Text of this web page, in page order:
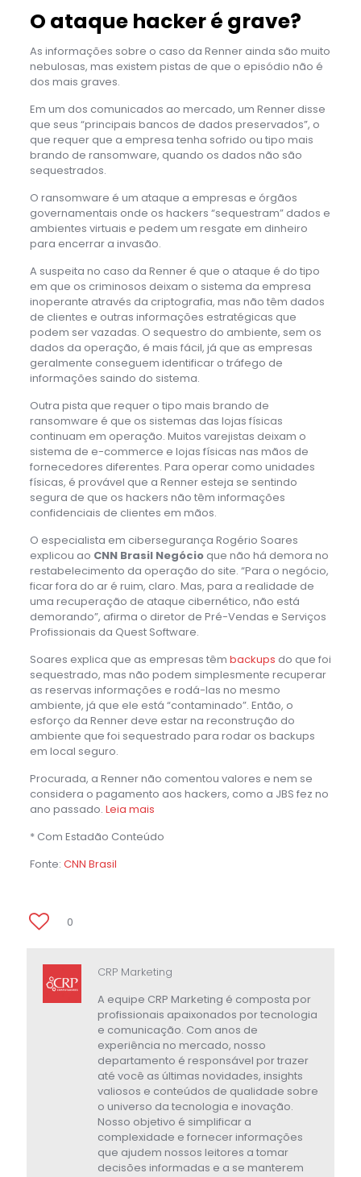
O ataque hacker é grave?
As informações sobre o caso da Renner ainda são muito
nebulosas, mas existem pistas de que o episódio não é
dos mais graves.
Em um dos comunicados ao mercado, um Renner disse
que seus “principais bancos de dados preservados”, o
que requer que a empresa tenha sofrido ou tipo mais
brando de ransomware, quando os dados não são
sequestrados.
O ransomware é um ataque a empresas e órgãos
governamentais onde os hackers “sequestram” dados e
ambientes virtuais e pedem um resgate em dinheiro
para encerrar a invasão.
A suspeita no caso da Renner é que o ataque é do tipo
em que os criminosos deixam o sistema da empresa
inoperante através da criptografia, mas não têm dados
de clientes e outras informações estratégicas que
podem ser vazadas. O sequestro do ambiente, sem os
dados da operação, é mais fácil, já que as empresas
geralmente conseguem identificar o tráfego de
informações saindo do sistema.
Outra pista que requer o tipo mais brando de
ransomware é que os sistemas das lojas físicas
continuam em operação. Muitos varejistas deixam o
sistema de e-commerce e lojas físicas nas mãos de
fornecedores diferentes. Para operar como unidades
físicas, é provável que a Renner esteja se sentindo
segura de que os hackers não têm informações
confidenciais de clientes em mãos.
O especialista em cibersegurança Rogério Soares
explicou ao CNN Brasil Negócioque não há demora no
restabelecimento da operação do site. “Para o negócio,
ficar fora do ar é ruim, claro. Mas, para a realidade de
uma recuperação de ataque cibernético, não está
demorando”, afirma o diretor de Pré-Vendas e Serviços
Profissionais da Quest Software.
Soares explica que as empresas têm backups do que foi
sequestrado, mas não podem simplesmente recuperar
as reservas informações e rodá-las no mesmo
ambiente, já que ele está “contaminado”. Então, o
esforço da Renner deve estar na reconstrução do
ambiente que foi sequestrado para rodar os backups
em local seguro.
Procurada, a Renner não comentou valores e nem se
considera o pagamento aos hackers, como a JBS fez no
ano passado. Leia mais
* Com Estadão Conteúdo
Fonte: CNN Brasil
0
CRP Marketing
A equipe CRP Marketing é composta por
profissionais apaixonados por tecnologia
e comunicação. Com anos de
experiência no mercado, nosso
departamento é responsável por trazer
até você as últimas novidades, insights
valiosos e conteúdos de qualidade sobre
o universo da tecnologia e inovação.
Nosso objetivo é simplificar a
complexidade e fornecer informações
que ajudem nossos leitores a tomar
decisões informadas e a se manterem